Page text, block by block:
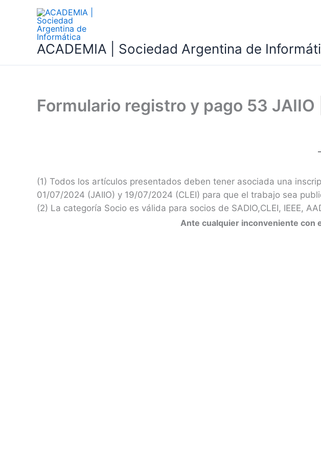
contenido
ACADEMIA | Sociedad Argentina de
Formulario registro y pago 53 JAIIO
(1) Todos los artículos presentados deben tener asociada una
01/07/2024 (JAIIO) y 19/07/2024 (CLEI) para que el trabajo sea
(2) La categoría Socio es válida para socios de SADIO,CLEI, IEEE,
Ante cualquier inconveniente con